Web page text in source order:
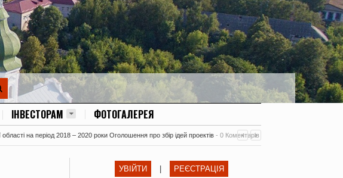
ІНВЕСТОРАМ ФОТОГАЛЕРЕЯ
області на період 2018 – 2020 роки Оголошення про збір ідей проектів - 0 Коментарів
УВІЙТИ РЕЄСТРАЦІЯ